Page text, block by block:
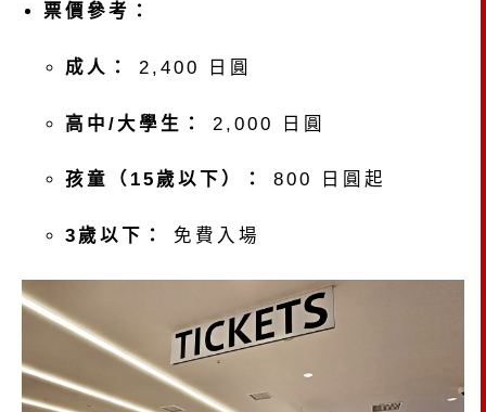
票價參考：
成人： 2,400 日圓
高中/大學生： 2,000 日圓
孩童（15歲以下）： 800 日圓起
3歲以下： 免費入場